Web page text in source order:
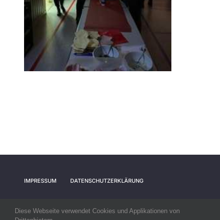
IMPRESSUM DATENSCHUTZERKLÄRUNG
Diese Webseite verwendet Cookies und Applikationen von